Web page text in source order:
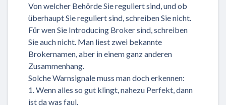
Von welcher Behörde Sie reguliert sind, und ob
überhaupt Sie reguliert sind, schreiben Sie nicht.
Für wen Sie Introducing Broker sind, schreiben
Sie auch nicht. Man liest zwei bekannte
Brokernamen, aber in einem ganz anderen
Zusammenhang.
Solche Warnsignale muss man doch erkennen:
1. Wenn alles so gut klingt, nahezu Perfekt, dann
ist da was faul.